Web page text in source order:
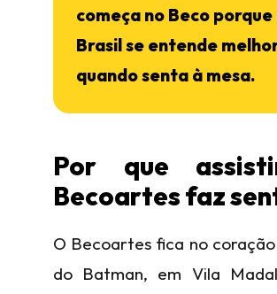
começa no Beco porque
Brasil se entende
quando senta à mesa.
Por que
Becoartes faz
O Becoartes fica no
do Batman, em Vila